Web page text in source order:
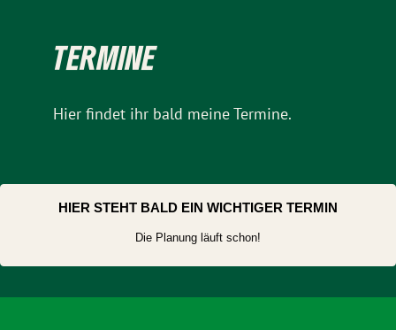
TERMINE
Hier findet ihr bald meine Termine.
HIER STEHT BALD EIN WICHTIGER TERMIN
Die Planung läuft schon!